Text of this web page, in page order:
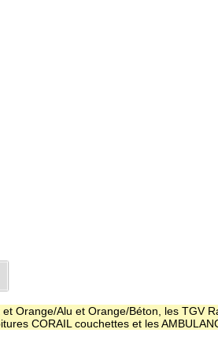
Orange/Alu et Orange/Béton, les
CORAIL couchettes et les